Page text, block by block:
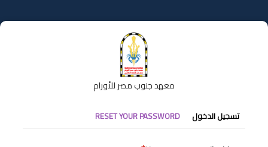
إلى
المحتوى
معهد جنوب مصر للأورام
التبويبات
الأساسية
تسجيل الدخول RESET YOUR PASSWORD